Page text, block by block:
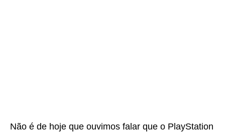
Não é de hoje que ouvimos falar que o PlayStation